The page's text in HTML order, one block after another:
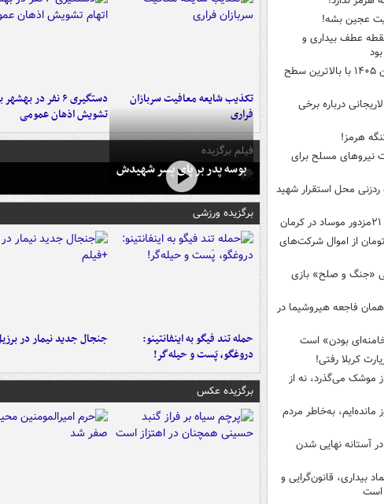
عجین بشه!
عطف بیداری و
پورجمشیدیان: اربعین ۱۴۰۵ با بالاترین سطح
درباره برخی
هرمز!
نیروهای مسلح برای
محل استقرار شهید
میلیارد تومان از اموال شرکت‌های
«جنگ و صلح‌» بازی
فاجعه هیروشیما در
بودن» است
کربلا رفتی!
موشک می‌گذرد، نه از
مانده‌ایم، به‌خاطر مردم
آستانه نهایی شدن
بیداری، قانون‌گرایی و
است
تکذیب شایعه معافیت سربازان
فراری
دستگیری ۶ نفر در
تشویش اذهان عمومی
فیلم برگزیده
بوسه‌ پدر بر پای پسر شهیدش
برگزیده ورزشی
حمله تند فیگو به اینفانتینو:
دروغگو، پَست‌ و حیله‌گر!
جنجال جدید نیمار در
برگزیده عکس